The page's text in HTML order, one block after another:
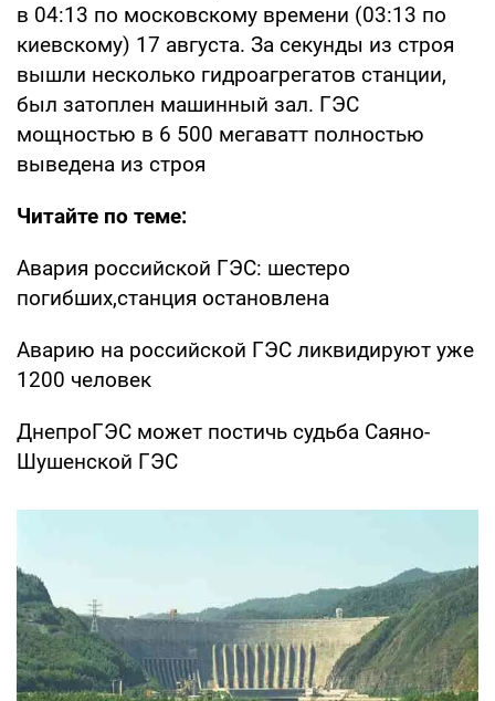
в 04:13 по московскому времени (03:13 по
киевскому) 17 августа. За секунды из строя
вышли несколько гидроагрегатов станции,
был затоплен машинный зал. ГЭС
мощностью в 6 500 мегаватт полностью
выведена из строя
Читайте по теме:
Авария российской ГЭС: шестеро
погибших,станция остановлена
Аварию на российской ГЭС ликвидируют уже
1200 человек
ДнепроГЭС может постичь судьба Саяно-
Шушенской ГЭС